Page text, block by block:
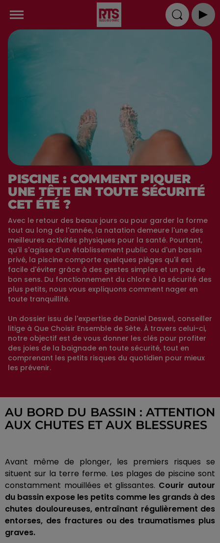
PISCINE : COMMENT PIQUER
UNE TÊTE EN TOUTE SÉCURITÉ
CET ÉTÉ ?
Avec le retour des beaux jours ou pour garder la forme
tout au long de l'année, la natation demeure l'une des
meilleures activités physiques pour la santé. Pourtant,
qu'il s'agisse d'un établissement public ou d'un bassin
privé, la piscine comporte quelques pièges qu'il est
facile d'éviter grâce à des gestes simples et un peu de
bon sens. Du fonctionnement du chlore à la sécurité des
plus petits, nous vous expliquons comment nager en
toute tranquillité.
Un dossier issu de l'expertise de Daniel Deswel, conseiller
litige à Que Choisir Ensemble de Sète. À travers celui-ci,
notre objectif est de vous donner les clés pour profiter
des joies de la baignade en toute sécurité, tout en
comprenant les petits risques du quotidien pour mieux
les prévenir.
AU BORD DU BASSIN : ATTENTION
AUX CHUTES ET AUX BLESSURES
Avant même de plonger, les premiers risques se
situent sur la terre ferme. Les plages de piscine sont
constamment mouillées et glissantes. Courir autour
du bassin expose les petits comme les grands à des
chutes douloureuses, entraînant régulièrement des
entorses, des fractures ou des traumatismes plus
graves.